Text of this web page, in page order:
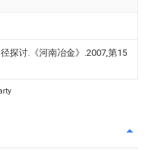
探讨.《河南冶金》.2007,第15